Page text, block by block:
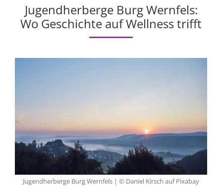
Jugendherberge Burg Wernfels:
Wo Geschichte auf Wellness trifft
Jugendherberge Burg Wernfels | © Daniel Kirsch auf Pixabay